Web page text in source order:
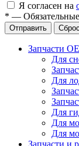
Я согласен на
* —
Отправить
Запчасти
Для
Для
Для
Для
Для